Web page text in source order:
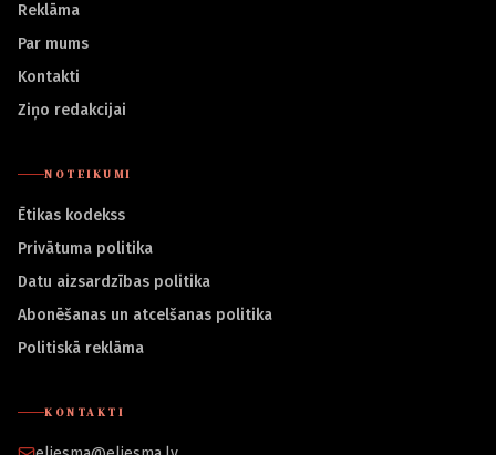
Reklāma
Par mums
Kontakti
Ziņo redakcijai
NOTEIKUMI
Ētikas kodekss
Privātuma politika
Datu aizsardzības politika
Abonēšanas un atcelšanas politika
Politiskā reklāma
KONTAKTI